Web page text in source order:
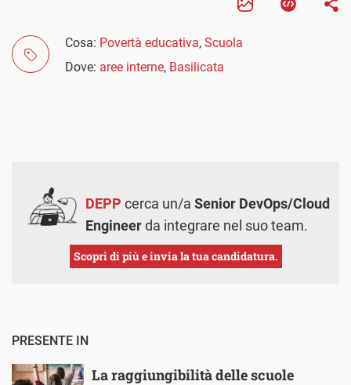
Cosa: Povertà educativa, Scuola
Dove: aree interne, Basilicata
DEPP cerca un/a Senior DevOps/Cloud
Engineerda integrare nel suo team.
Scopri di più e invia la tua candidatura.
PRESENTE IN
La raggiungibilità delle scuole